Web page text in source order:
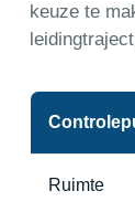
keuze te
Ruimte